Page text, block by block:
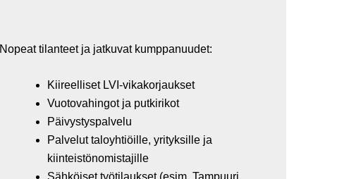
Nopeat tilanteet ja jatkuvat kumppanuudet:
Kiireelliset LVI-vikakorjaukset
Vuotovahingot ja putkirikot
Päivystyspalvelu
Palvelut taloyhtiöille, yrityksille ja
kiinteistönomistajille